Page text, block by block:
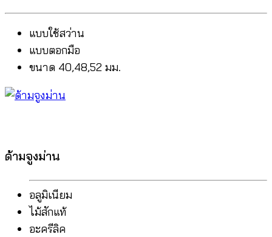
แบบใช้สว่าน
แบบตอกมือ
ขนาด 40,48,52 มม.
ด้ามจูงม่าน
อลูมิเนียม
ไม้สักแท้
อะครีลิค